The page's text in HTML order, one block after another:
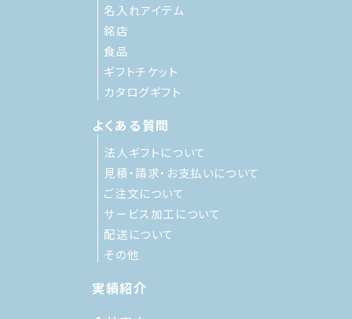
名入れアイテム
銘店
食品
ギフトチケット
カタログギフト
よくある質問
法人ギフトについて
見積・請求・お支払いについて
ご注文について
サービス加工について
配送について
その他
実績紹介